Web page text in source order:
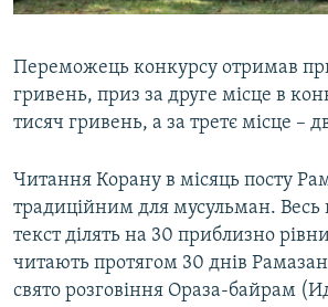
Переможець конкурсу отримав
гривень, приз за друге місце в
тисяч гривень, а за третє місце –
Читання Корану в місяць посту
традиційним для мусульман. Весь
текст ділять на 30 приблизно
читають протягом 30 днів
свято розговіння Ораза-байрам